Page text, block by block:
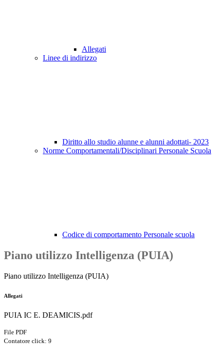
Allegati
Linee di indirizzo
Diritto allo studio alunne e alunni adottati- 2023
Norme Comportamentali/Disciplinari Personale Scuola
Codice di comportamento Personale scuola
Piano utilizzo Intelligenza (PUIA)
Piano utilizzo Intelligenza (PUIA)
Allegati
PUIA IC E. DEAMICIS.pdf
File PDF
Contatore click: 9